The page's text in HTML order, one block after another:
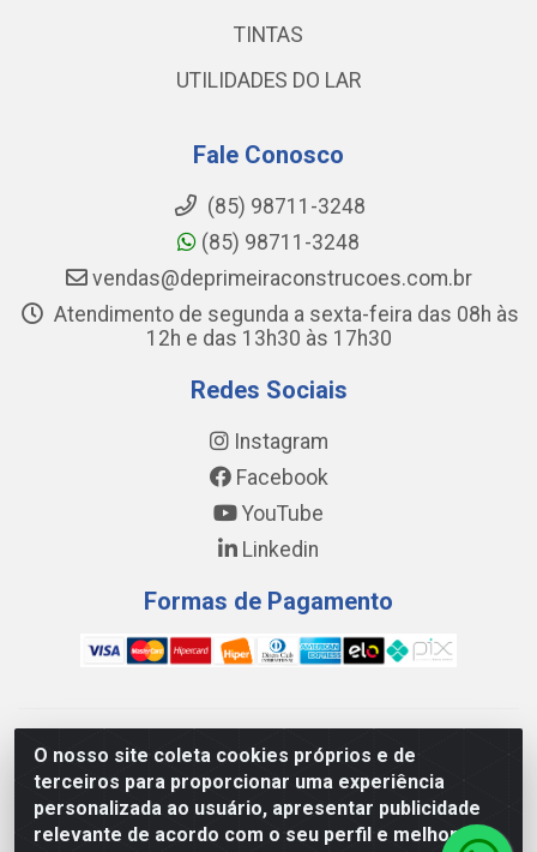
O nosso site coleta cookies próprios e de
terceiros para proporcionar uma experiência
personalizada ao usuário, apresentar publicidade
relevante de acordo com o seu perfil e melhorar a
TINTAS
UTILIDADES DO LAR
Fale Conosco
(85) 98711-3248
(85) 98711-3248
vendas@deprimeiraconstrucoes.com.br
Atendimento de segunda a sexta-feira das 08h às
12h e das 13h30 às 17h30
Redes Sociais
Instagram
Facebook
YouTube
Linkedin
Formas de Pagamento
WING DISTRIBUIDORA COMÉRCIO E LOGÍSTICA DE MATERIAL
DE CONSTRUÇÕES LTDA - AV. DA INTEGRAÇÃO, 790 -
PATRÍCIA GOMES, CAUCAIA/CE - CEP 61.604-505 - CNPJ
17.523.384/0001-20